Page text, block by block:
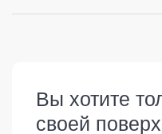
Вы хотите
своей